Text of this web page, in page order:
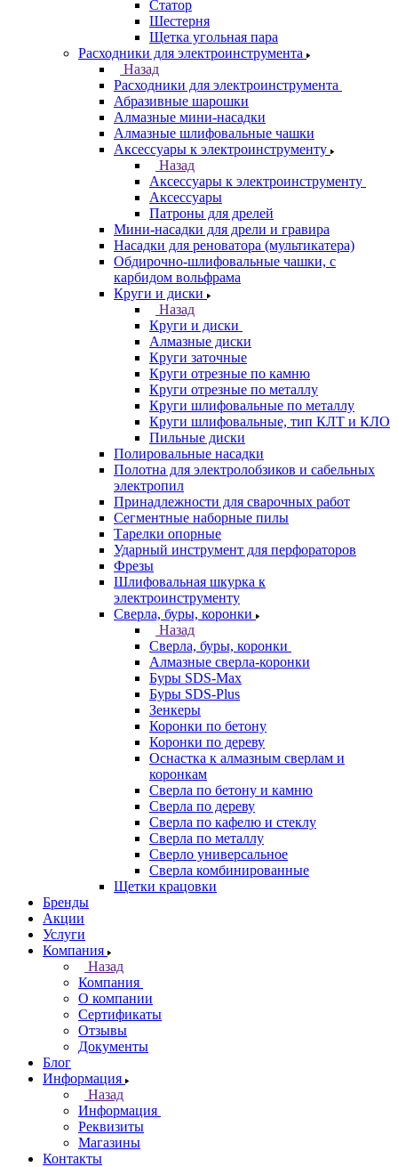
Статор
Шестерня
Щетка угольная пара
Расходники для электроинструмента
Назад
Расходники для электроинструмента
Абразивные шарошки
Алмазные мини-насадки
Алмазные шлифовальные чашки
Аксессуары к электроинструменту
Назад
Аксессуары к электроинструменту
Аксессуары
Патроны для дрелей
Мини-насадки для дрели и гравира
Насадки для реноватора (мультикатера)
Обдирочно-шлифовальные чашки, с
карбидом вольфрама
Круги и диски
Назад
Круги и диски
Алмазные диски
Круги заточные
Круги отрезные по камню
Круги отрезные по металлу
Круги шлифовальные по металлу
Круги шлифовальные, тип КЛТ и КЛО
Пильные диски
Полировальные насадки
Полотна для электролобзиков и сабельных
электропил
Принадлежности для сварочных работ
Сегментные наборные пилы
Тарелки опорные
Ударный инструмент для перфораторов
Фрезы
Шлифовальная шкурка к
электроинструменту
Сверла, буры, коронки
Назад
Сверла, буры, коронки
Алмазные сверла-коронки
Буры SDS-Max
Буры SDS-Plus
Зенкеры
Коронки по бетону
Коронки по дереву
Оснастка к алмазным сверлам и
коронкам
Сверла по бетону и камню
Сверла по дереву
Сверла по кафелю и стеклу
Сверла по металлу
Сверло универсальное
Сверла комбинированные
Щетки крацовки
Бренды
Акции
Услуги
Компания
Назад
Компания
О компании
Сертификаты
Отзывы
Документы
Блог
Информация
Назад
Информация
Реквизиты
Магазины
Контакты